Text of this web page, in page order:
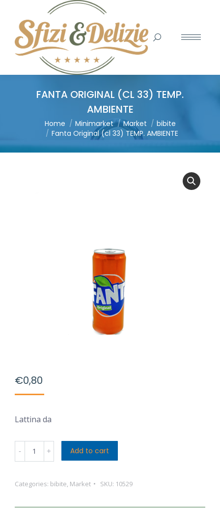
Search:
FANTA ORIGINAL (CL 33) TEMP.
AMBIENTE
You are here:
Home Minimarket Market
bibite
Fanta Original (cl 33) TEMP. AMBIENTE
€0,80
Lattina da
Fanta
Original
33)
Add to cart
Categories: bibite, Market SKU: 10529